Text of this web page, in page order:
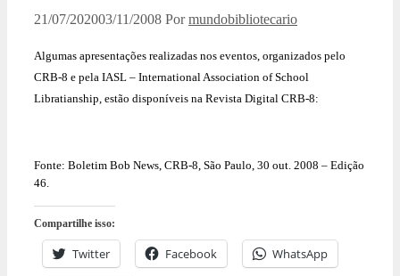
21/07/202003/11/2008 Pormundobibliotecario
Algumas apresentações realizadas nos eventos, organizados pelo
CRB-8 e pela IASL – International Association of School
Libratianship, estão disponíveis na Revista Digital CRB-8:
Fonte: Boletim Bob News, CRB-8, São Paulo, 30 out. 2008 – Edição
46.
Compartilhe isso:
Twitter Facebook WhatsApp